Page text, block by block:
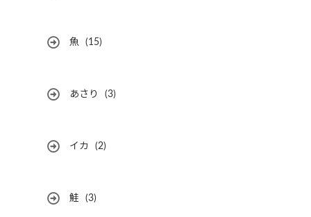
魚 (15)
あさり (3)
イカ (2)
鮭 (3)